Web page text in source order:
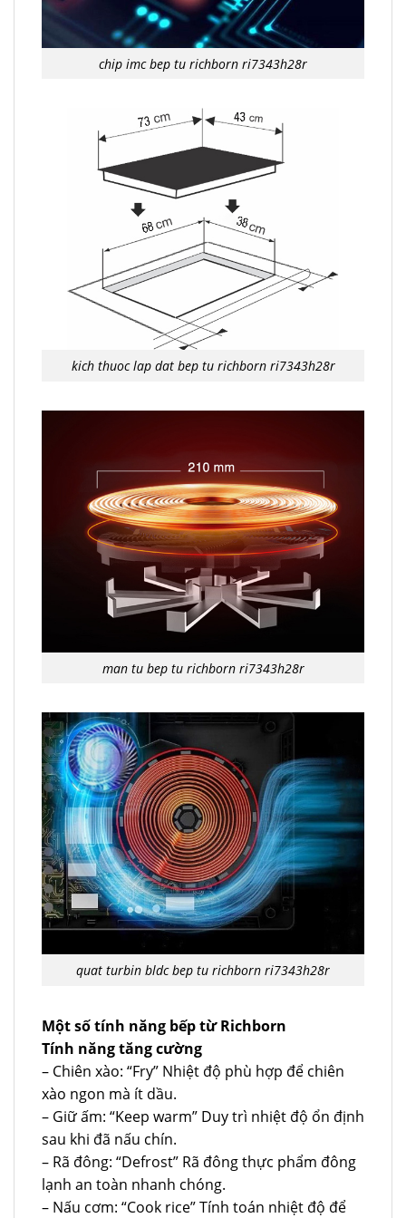
chip imc bep tu richborn ri7343h28r
kich thuoc lap dat bep tu richborn ri7343h28r
man tu bep tu richborn ri7343h28r
quat turbin bldc bep tu richborn ri7343h28r
Một số tính năng bếp từ Richborn
Tính năng tăng cường
– Chiên xào: “Fry” Nhiệt độ phù hợp để chiên
xào ngon mà ít dầu.
– Giữ ấm: “Keep warm” Duy trì nhiệt độ ổn định
sau khi đã nấu chín.
– Rã đông: “Defrost” Rã đông thực phẩm đông
lạnh an toàn nhanh chóng.
– Nấu cơm: “Cook rice” Tính toán nhiệt độ để